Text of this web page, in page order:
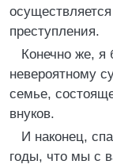
преступления.
Конечно же, я
невероятному
семье,
внуков.
И наконец,
годы, что мы с